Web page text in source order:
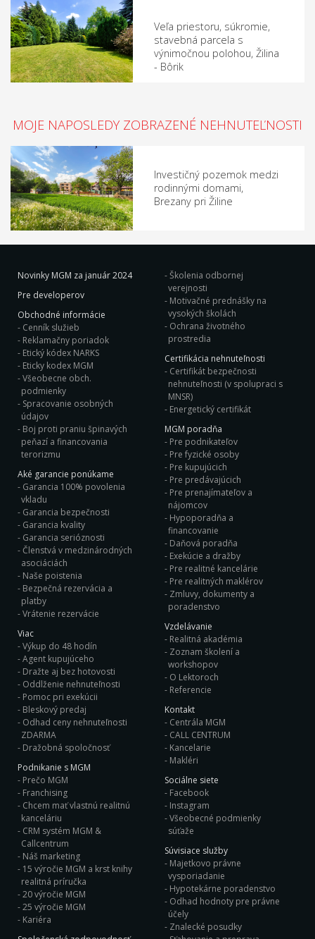
Veľa priestoru, súkromie,
stavebná parcela s
výnimočnou polohou, Žilina
- Bôrik
MOJE NAPOSLEDY ZOBRAZENÉ NEHNUTEĽNOSTI
Investičný pozemok medzi
rodinnými domami,
Brezany pri Žiline
Novinky MGM za január 2024
Pre developerov
Obchodné informácie
Cenník služieb
Reklamačny poriadok
Etický kódex NARKS
Eticky kodex MGM
Všeobecne obch.
podmienky
Spracovanie osobných
údajov
Boj proti praniu špinavých
peňazí a financovania
terorizmu
Aké garancie ponúkame
Garancia 100% povolenia
vkladu
Garancia bezpečnosti
Garancia kvality
Garancia serióznosti
Členstvá v medzinárodných
asociáciách
Naše poistenia
Bezpečná rezervácia a
platby
Vrátenie rezervácie
Viac
Výkup do 48 hodín
Agent kupujúceho
Dražte aj bez hotovosti
Oddlženie nehnuteľnosti
Pomoc pri exekúcii
Bleskový predaj
Odhad ceny nehnuteľnosti
ZDARMA
Dražobná spoločnosť
Podnikanie s MGM
Prečo MGM
Franchising
Chcem mať vlastnú realitnú
kanceláriu
CRM systém MGM &
Callcentrum
Náš marketing
15 výročie MGM a krst knihy
realitná príručka
20 výročie MGM
25 výročie MGM
Kariéra
Školenia odbornej
verejnosti
Motivačné prednášky na
vysokých školách
Ochrana životného
prostredia
Certifikácia nehnuteľnosti
Certifikát bezpečnosti
nehnuteľnosti (v spolupraci s
MNSR)
Energetický certifikát
MGM poradňa
Pre podnikateľov
Pre fyzické osoby
Pre kupujúcich
Pre predávajúcich
Pre prenajímateľov a
nájomcov
Hypoporadňa a
financovanie
Daňová poradňa
Exekúcie a dražby
Pre realitné kancelárie
Pre realitných maklérov
Zmluvy, dokumenty a
poradenstvo
Vzdelávanie
Realitná akadémia
Zoznam školení a
workshopov
O Lektoroch
Referencie
Kontakt
Centrála MGM
CALL CENTRUM
Kancelarie
Makléri
Sociálne siete
Facebook
Instagram
Všeobecné podmienky
súťaže
Súvisiace služby
Majetkovo právne
vysporiadanie
Hypotekárne poradenstvo
Odhad hodnoty pre právne
účely
Znalecké posudky